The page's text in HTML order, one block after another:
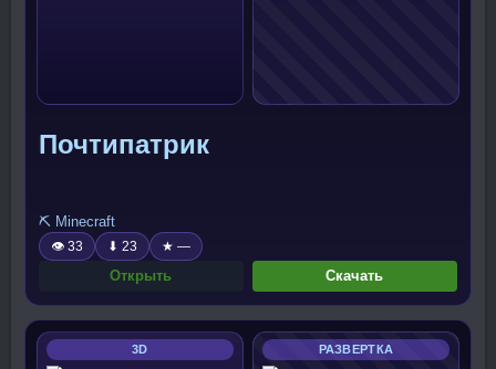
Почтипатрик
⛏️ Minecraft
👁 33 ⬇ 23 ★ —
Открыть Скачать
3D РАЗВЕРТКА